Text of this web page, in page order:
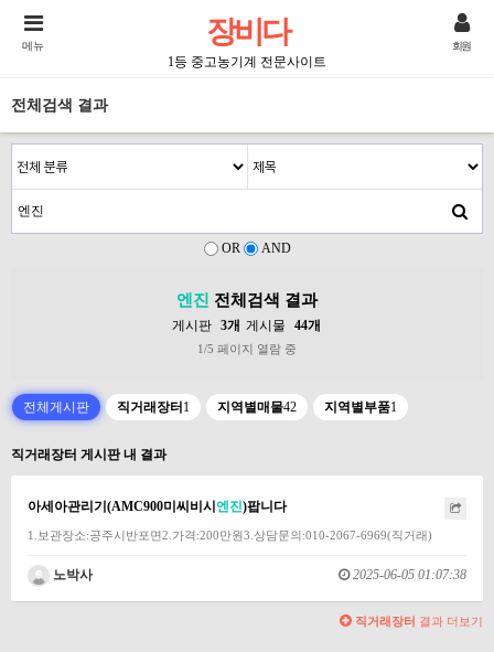
장비다
1등 중고농기계 전문사이트
메뉴 회원
전체검색 결과
OR AND
엔진 전체검색 결과
게시판 3개 게시물 44개
1/5 페이지 열람 중
전체게시판 직거래장터1 지역별매물42 지역별부품1
직거래장터 게시판 내 결과
아세아관리기(AMC900미씨비시엔진)팝니다
1.보관장소:공주시반포면2.가격:200만원3.상담문의:010-2067-6969(직거래)
노박사 2025-06-05 01:07:38
직거래장터 결과 더보기